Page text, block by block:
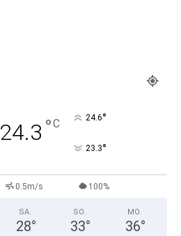
24.3 °C 24.6°
23.3°
0.5m/s 100%
SA.
28°
SO.
33°
MO.
36°